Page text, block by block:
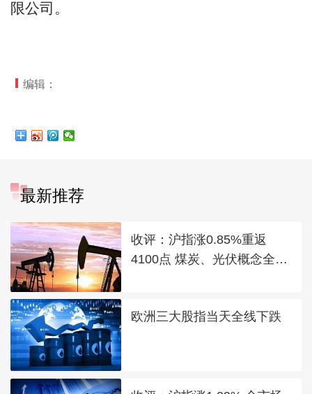
限公司。
编辑：
最新推荐
收评：沪指涨0.85%重返
4100点 煤炭、光伏概念全线
欧洲三大股指当天全线下跌